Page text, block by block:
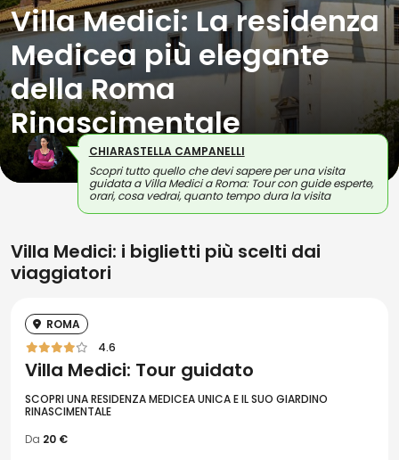
Villa Medici: La residenza
Medicea più elegante
della Roma
Rinascimentale
CHIARASTELLA CAMPANELLI
Scopri tutto quello che devi sapere per una visita
guidata a Villa Medici a Roma: Tour con guide esperte,
orari, cosa vedrai, quanto tempo dura la visita
Villa Medici: i biglietti più scelti dai
viaggiatori
ROMA
4.6
Villa Medici: Tour guidato
SCOPRI UNA RESIDENZA MEDICEA UNICA E IL SUO GIARDINO
RINASCIMENTALE
Da 20 €